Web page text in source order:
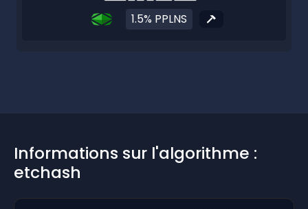
1.5% PPLNS
Informations sur l'algorithme :
etchash